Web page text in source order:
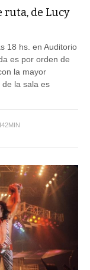
ruta, de Lucy
18 hs. en Auditorio
es por orden de
la mayor
la sala es